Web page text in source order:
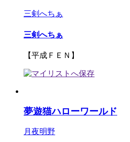
三剣へちぁ
三剣へちぁ
【平成ＦＥＮ】
夢遊猫ハローワールド
月夜明野